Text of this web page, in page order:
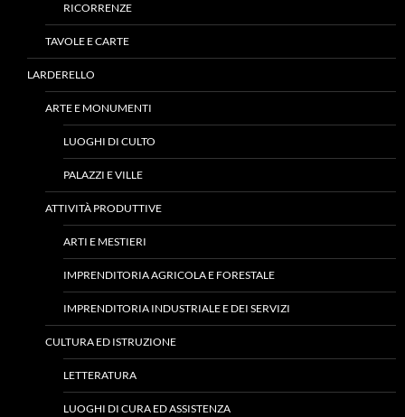
RICORRENZE
TAVOLE E CARTE
LARDERELLO
ARTE E MONUMENTI
LUOGHI DI CULTO
PALAZZI E VILLE
ATTIVITÀ PRODUTTIVE
ARTI E MESTIERI
IMPRENDITORIA AGRICOLA E FORESTALE
IMPRENDITORIA INDUSTRIALE E DEI SERVIZI
CULTURA ED ISTRUZIONE
LETTERATURA
LUOGHI DI CURA ED ASSISTENZA